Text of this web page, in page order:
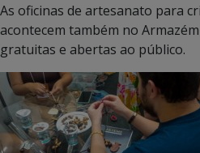
As oficinas de artesanato para
acontecem também no
gratuitas e abertas ao público.